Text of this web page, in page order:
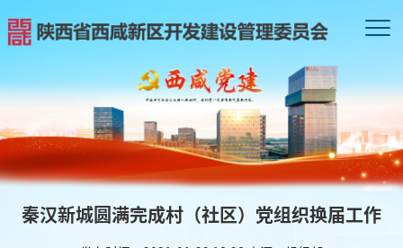
秦汉新城圆满完成村（社区）党组织换届工作